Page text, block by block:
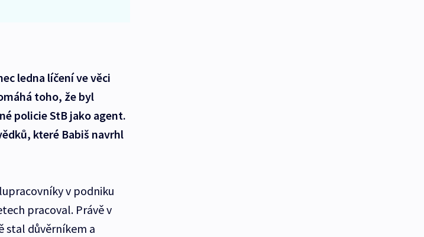
ledna líčení ve věci
toho, že byl
policie StB jako agent.
které Babiš navrhl
v podniku
pracoval. Právě v
stal důvěrníkem a